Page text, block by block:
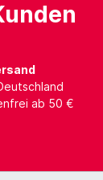
ab 50 €